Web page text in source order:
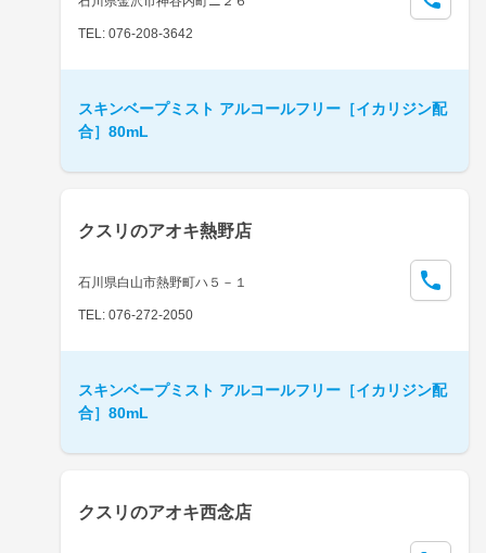
TEL: 076-208-3642
スキンベープミスト アルコールフリー［イカリジン配
合］80mL
クスリのアオキ熱野店
石川県白山市熱野町ハ５－１
TEL: 076-272-2050
スキンベープミスト アルコールフリー［イカリジン配
合］80mL
クスリのアオキ西念店